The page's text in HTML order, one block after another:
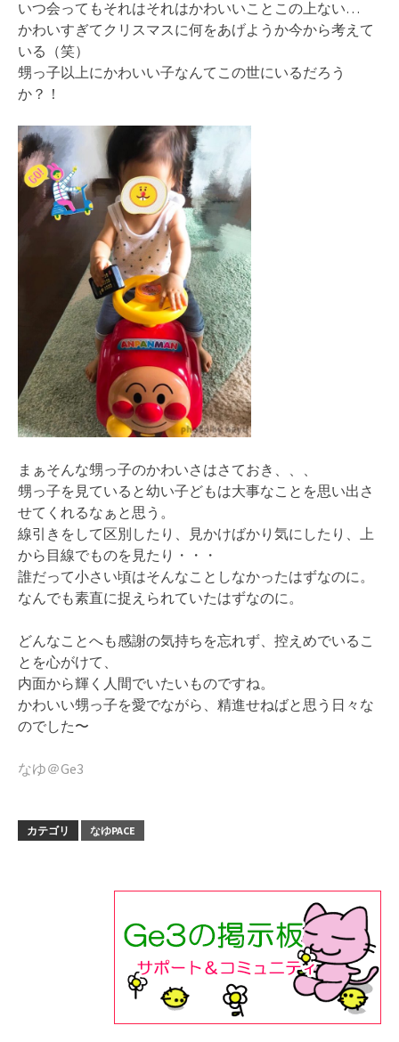
いつ会ってもそれはそれはかわいいことこの上ない…
かわいすぎてクリスマスに何をあげようか今から考えて
いる（笑）
甥っ子以上にかわいい子なんてこの世にいるだろう
か？！
まぁそんな甥っ子のかわいさはさておき、、、
甥っ子を見ていると幼い子どもは大事なことを思い出さ
せてくれるなぁと思う。
線引きをして区別したり、見かけばかり気にしたり、上
から目線でものを見たり・・・
誰だって小さい頃はそんなことしなかったはずなのに。
なんでも素直に捉えられていたはずなのに。
どんなことへも感謝の気持ちを忘れず、控えめでいるこ
とを心がけて、
内面から輝く人間でいたいものですね。
かわいい甥っ子を愛でながら、精進せねばと思う日々な
のでした〜
なゆ＠Ge3
カテゴリ なゆPACE